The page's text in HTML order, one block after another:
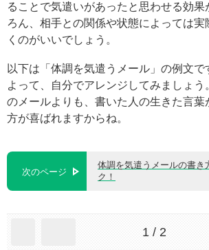
ることで気遣いがあったと思わせる効果
ろん、相手との関係や状態によっては実
くのがいいでしょう。
以下は「体調を気遣うメール」の例文で
よって、自分でアレンジしてみましょ
のメールよりも、書いた人の生きた言葉
方が喜ばれますからね。
次のページ
体調を気遣うメールの書き
ク！
1 / 2